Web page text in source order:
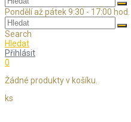
Pondělí až pátek 9:30 - 17:00 hod.
Search
Hledat
Přihlásit
0
Žádné produkty v košíku.
ks